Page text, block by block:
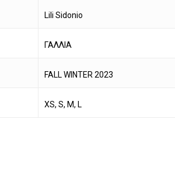
Lili Sidonio
ΓΑΛΛΙΑ
FALL WINTER 2023
XS, S, M, L